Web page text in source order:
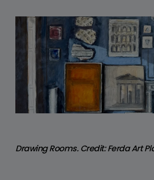
Drawing Rooms. Credit: Ferda Art